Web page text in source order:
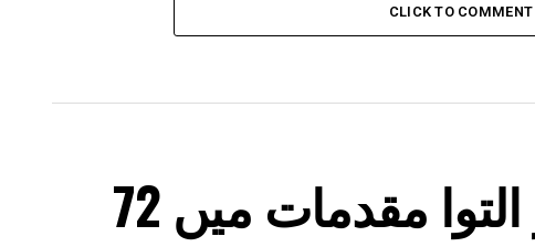
CLICK TO COMMENT
ایف ایس ایل میں زیرِ التوا مقدمات میں 72